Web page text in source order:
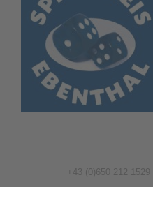
+43 (0)650 212 1529